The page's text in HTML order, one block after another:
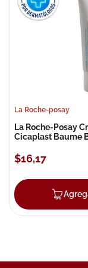
La Roche-posay
La Roche-Posay
Cicaplast Baume
$16,17